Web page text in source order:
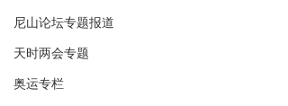
尼山论坛专题报道
天时两会专题
奥运专栏